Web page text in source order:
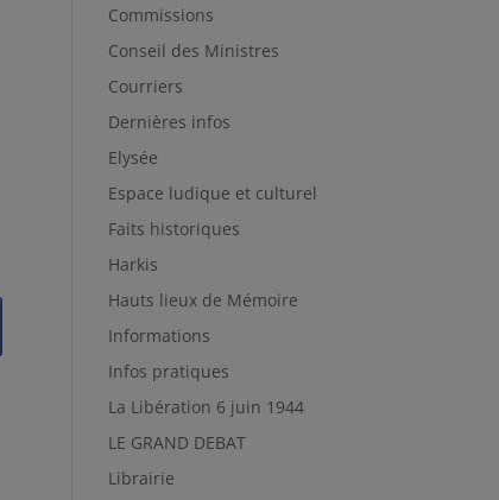
Commissions
Conseil des Ministres
Courriers
Dernières infos
Elysée
Espace ludique et culturel
Faits historiques
Harkis
Hauts lieux de Mémoire
Informations
Infos pratiques
La Libération 6 juin 1944
LE GRAND DEBAT
Librairie